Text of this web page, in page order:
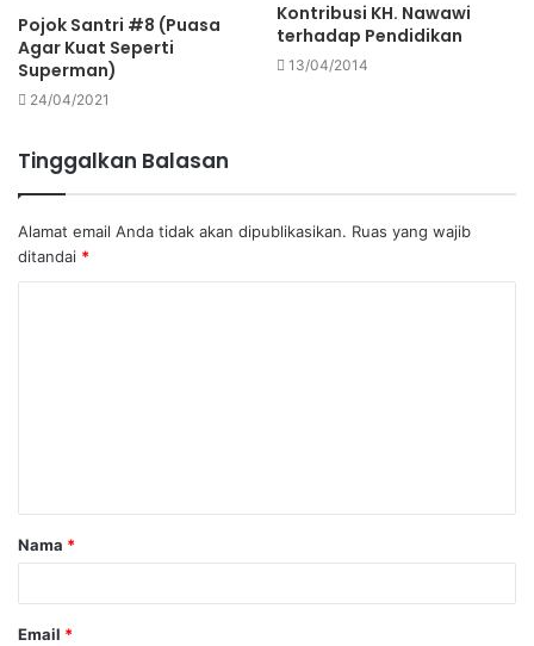
Pojok Santri #8 (Puasa
Agar Kuat Seperti
Superman)
24/04/2021
Kontribusi KH. Nawawi
terhadap Pendidikan
13/04/2014
Tinggalkan Balasan
Alamat email Anda tidak akan dipublikasikan. Ruas yang wajib
ditandai *
a
r
Nama *
Email *